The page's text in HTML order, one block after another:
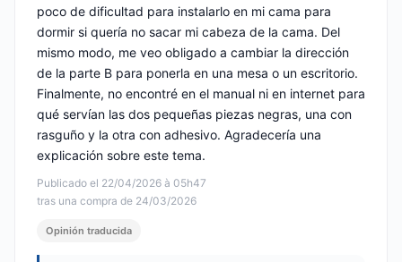
Publicado el 22/04/2026 à 05h47
tras una compra de 24/03/2026
poco de dificultad para instalarlo en mi cama para
dormir si quería no sacar mi cabeza de la cama. Del
mismo modo, me veo obligado a cambiar la dirección
de la parte B para ponerla en una mesa o un escritorio.
Finalmente, no encontré en el manual ni en internet para
qué servían las dos pequeñas piezas negras, una con
rasguño y la otra con adhesivo. Agradecería una
explicación sobre este tema.
Opinión traducida